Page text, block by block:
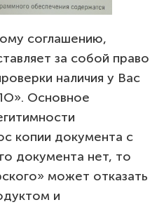
соглашению,
за собой право
наличия у Вас
Основное
копии документа с
документа нет, то
может отказать
и